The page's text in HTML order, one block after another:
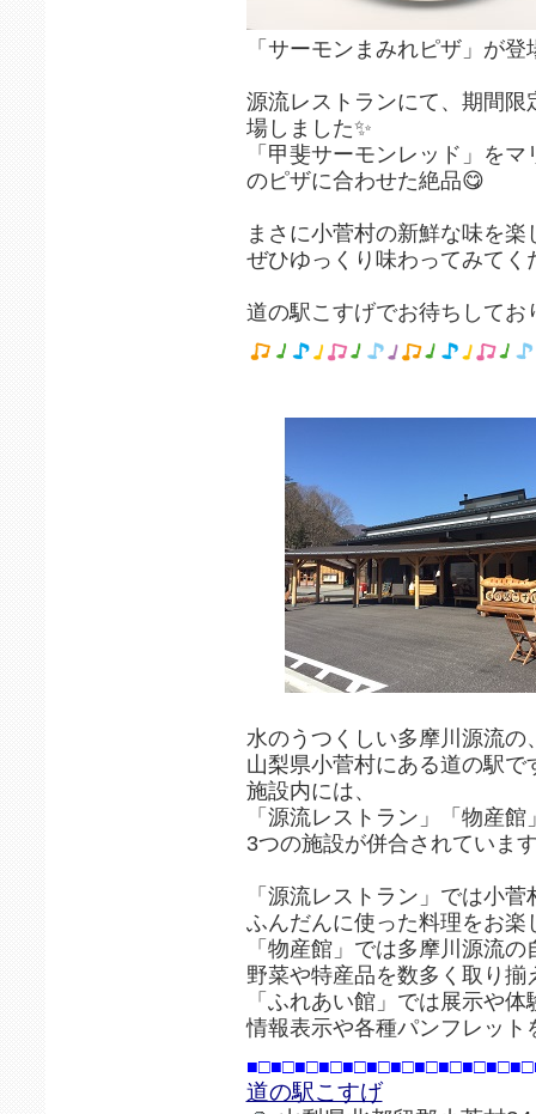
「サーモンまみれピザ」が登
源流レストランにて、期間
場しました✨
「甲斐サーモンレッド」を
のピザに合わせた絶品😋
まさに小菅村の新鮮な味を
ぜひゆっくり味わってみてく
道の駅こすげでお待ちしてお
水のうつくしい多摩川源流の
山梨県小菅村にある道の駅で
施設内には、
「源流レストラン」「物産
3つの施設が併合されていま
「源流レストラン」では小
ふんだんに使った料理をお楽
「物産館」では多摩川源流
野菜や特産品を数多く取り揃
「ふれあい館」では展示や
情報表示や各種パンフレット
道の駅こすげ